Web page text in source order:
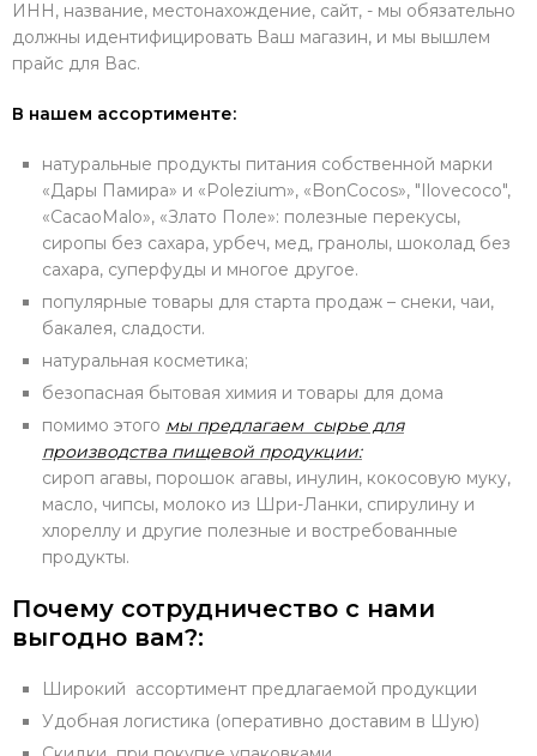
ИНН, название, местонахождение, сайт, - мы обязательно
должны идентифицировать Ваш магазин, и мы вышлем
прайс для Вас.
В нашем ассортименте:
натуральные продукты питания собственной марки
«Дары Памира» и «Polezium», «BonCocos», "Ilovecoco",
«CacaoMalo», «Злато Поле»: полезные перекусы,
сиропы без сахара, урбеч, мед, гранолы, шоколад без
сахара, суперфуды и многое другое.
популярные товары для старта продаж – снеки, чаи,
бакалея, сладости.
натуральная косметика;
безопасная бытовая химия и товары для дома
помимо этого мы предлагаем сырье для
производства пищевой продукции:
сироп агавы, порошок агавы, инулин, кокосовую муку,
масло, чипсы, молоко из Шри-Ланки, спирулину и
хлореллу и другие полезные и востребованные
продукты.
Почему сотрудничество с нами
выгодно вам?:
Широкий ассортимент предлагаемой продукции
Удобная логистика (оперативно доставим в Шую)